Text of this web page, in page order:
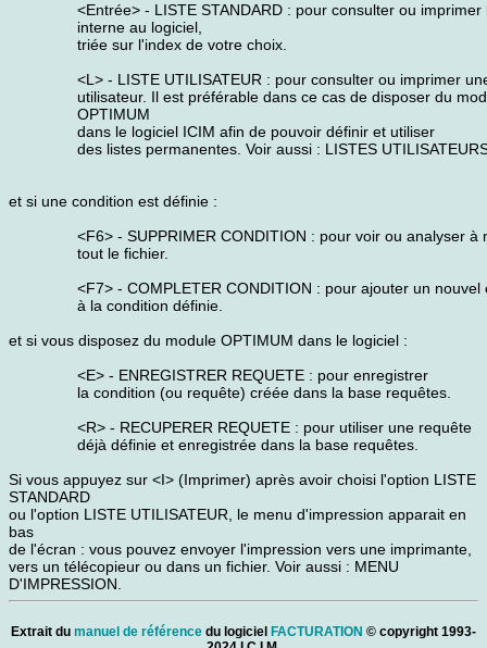
<Entrée> - LISTE STANDARD : pour consulter ou imprimer
interne au logiciel,
triée sur l'index de votre choix.
<L> - LISTE UTILISATEUR : pour consulter ou imprimer
utilisateur. Il est préférable dans ce cas de disposer du
OPTIMUM
dans le logiciel ICIM afin de pouvoir définir et utiliser
des listes permanentes. Voir aussi : LISTES
et si une condition est définie :
<F6> - SUPPRIMER CONDITION : pour voir ou analyser à
tout le fichier.
<F7> - COMPLETER CONDITION : pour ajouter un nouvel
à la condition définie.
et si vous disposez du module OPTIMUM dans le logiciel :
<E> - ENREGISTRER REQUETE : pour enregistrer
la condition (ou requête) créée dans la base requêtes.
<R> - RECUPERER REQUETE : pour utiliser une requête
déjà définie et enregistrée dans la base requêtes.
Si vous appuyez sur <I> (Imprimer) après avoir choisi l'option LISTE
STANDARD
ou l'option LISTE UTILISATEUR, le menu d'impression apparait en
bas
de l'écran : vous pouvez envoyer l'impression vers une imprimante,
vers un télécopieur ou dans un fichier. Voir aussi : MENU
D'IMPRESSION.
Extrait du manuel de référence du logiciel FACTURATION © copyright 1993-